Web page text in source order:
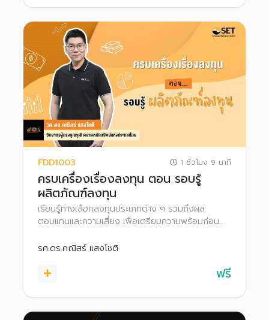
FDD1003 1 ชั่วโมง 9 นาที
ครบเครื่องเรื่องลงทุน ตอน รอบรู้
ผลิตภัณฑ์ลงทุน
เรียนรู้ทางเลือกลงทุนประเภทต่าง ๆ รวมถึงผล
ตอบแทนและความเสี่ยง เพื่อเตรียมความพร้อมก่อน
รศ.ดร.คณิสร์ แสงโชติ
ฟรี